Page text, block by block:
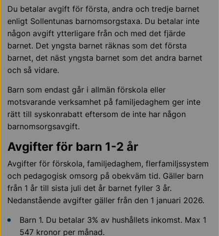
Du betalar avgift för första, andra och tredje barnet
enligt Sollentunas barnomsorgstaxa. Du betalar inte
någon avgift ytterligare från och med det fjärde
barnet. Det yngsta barnet räknas som det första
barnet, det näst yngsta barnet som det andra barnet
och så vidare.
Barn som endast går i allmän förskola eller
motsvarande verksamhet på familjedaghem ger inte
rätt till syskonrabatt eftersom de inte har någon
barnomsorgsavgift.
Avgifter för barn 1-2 år
Avgifter för förskola, familjedaghem, flerfamiljssystem
och pedagogisk omsorg på obekväm tid. Gäller barn
från 1 år till sista juli det år barnet fyller 3 år.
Nedanstående avgifter gäller från den 1 januari 2026.
Barn 1. Du betalar 3% av hushållets inkomst. Max 1
547 kronor per månad.